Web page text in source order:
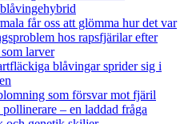
får oss att glömma hur det var
hos rapsfjärilar efter
larver
blåvingar sprider sig i
som försvar mot fjäril
– en laddad fråga